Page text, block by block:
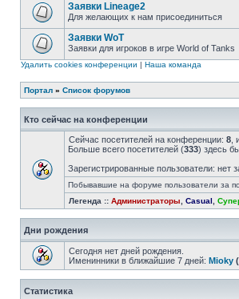
Заявки Lineage2
Для желающих к нам присоединиться
Заявки WoT
Заявки для игроков в игре World of Tanks
Удалить cookies конференции | Наша команда
Портал » Список форумов
Кто сейчас на конференции
Сейчас посетителей на конференции: 8
Больше всего посетителей (333) здесь
Зарегистрированные пользователи: нет
Побывавшие на форуме пользователи за
Легенда :: Администраторы Casual
Дни рождения
Сегодня нет дней рождения.
Именинники в ближайшие 7 дней: Mioky
Статистика